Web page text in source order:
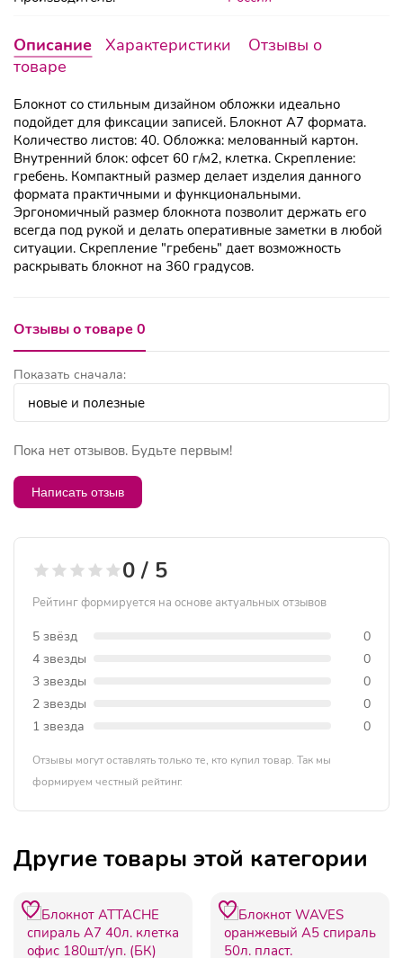
Описание Характеристики
Отзывы о
товаре
Блокнот со стильным дизайном обложки идеально
подойдет для фиксации записей. Блокнот А7 формата.
Количество листов: 40. Обложка: мелованный картон.
Внутренний блок: офсет 60 г/м2, клетка. Скрепление:
гребень. Компактный размер делает изделия данного
формата практичными и функциональными.
Эргономичный размер блокнота позволит держать его
всегда под рукой и делать оперативные заметки в любой
ситуации. Скрепление "гребень" дает возможность
раскрывать блокнот на 360 градусов.
Отзывы о товаре 0
Показать сначала:
Пока нет отзывов. Будьте первым!
Написать отзыв
0 / 5
Рейтинг формируется на основе актуальных отзывов
5 звёзд
0
4 звезды
0
3 звезды
0
2 звезды
0
1 звезда
0
Отзывы могут оставлять только те, кто купил товар. Так мы
формируем честный рейтинг.
Другие товары этой категории